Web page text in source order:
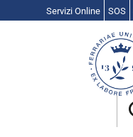
Servizi Online SOS